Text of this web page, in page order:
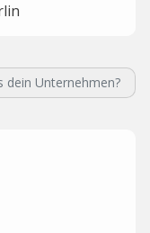
dein Unternehmen?